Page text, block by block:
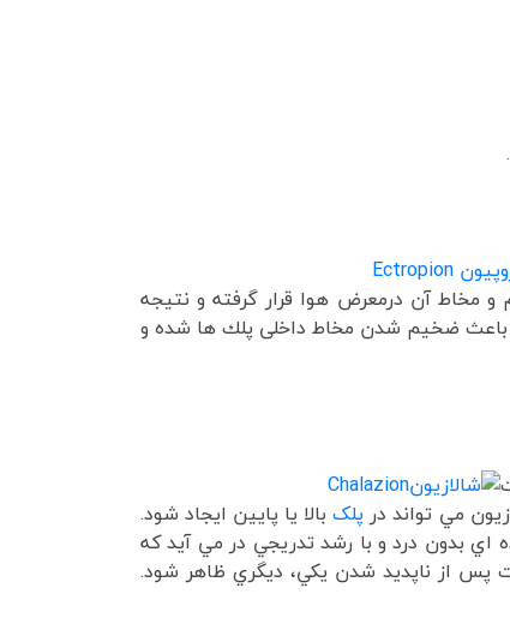
آن درمعرض هوا قرار گرفته و نتیجه
باعث ضخیم شدن مخاط داخلی پلك ها شده و
مي تواند در پلکبالا يا پايين ايجاد شود.
اي بدون درد و با رشد تدريجي در مي آيد که
پس از ناپديد شدن يکي، ديگري ظاهر شود.